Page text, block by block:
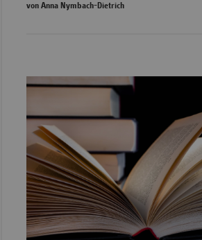
von Anna Nymbach-Dietrich